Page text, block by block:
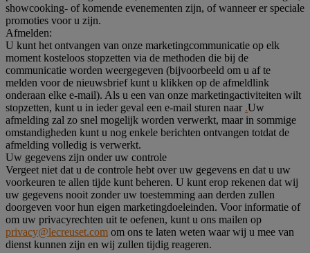
showcooking- of komende evenementen zijn, of wanneer er speciale
promoties voor u zijn.
Afmelden:
U kunt het ontvangen van onze marketingcommunicatie op elk
moment kosteloos stopzetten via de methoden die bij de
communicatie worden weergegeven (bijvoorbeeld om u af te
melden voor de nieuwsbrief kunt u klikken op de afmeldlink
onderaan elke e-mail). Als u een van onze marketingactiviteiten wilt
stopzetten, kunt u in ieder geval een e-mail sturen naar .Uw
afmelding zal zo snel mogelijk worden verwerkt, maar in sommige
omstandigheden kunt u nog enkele berichten ontvangen totdat de
afmelding volledig is verwerkt.
Uw gegevens zijn onder uw controle
Vergeet niet dat u de controle hebt over uw gegevens en dat u uw
voorkeuren te allen tijde kunt beheren. U kunt erop rekenen dat wij
uw gegevens nooit zonder uw toestemming aan derden zullen
doorgeven voor hun eigen marketingdoeleinden. Voor informatie of
om uw privacyrechten uit te oefenen, kunt u ons mailen op
privacy@lecreuset.com om ons te laten weten waar wij u mee van
dienst kunnen zijn en wij zullen tijdig reageren.